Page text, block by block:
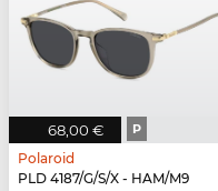
68,00 € P
Polaroid
PLD 4187/G/S/X - HAM/M9